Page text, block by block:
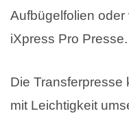
Aufbügelfolien
iXpress Pro Presse.
Die Transferpresse
mit Leichtigkeit